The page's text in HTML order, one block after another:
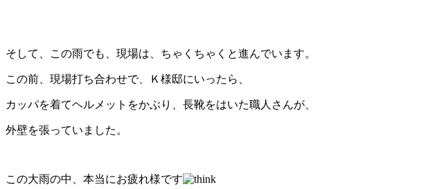
そして、この雨でも、現場は、ちゃくちゃくと進んでいます。
この前、現場打ち合わせで、Ｋ様邸にいったら、
カッパを着てヘルメットをかぶり、長靴をはいた職人さんが、
外壁を張っていました。
この大雨の中、本当にお疲れ様です